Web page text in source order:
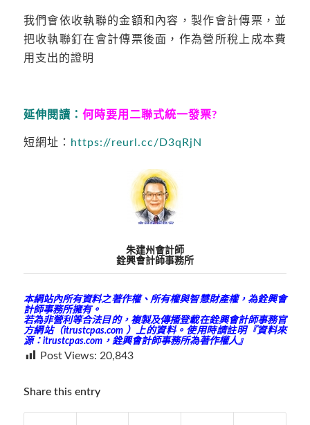
我們會依收執聯的金額和內容，製作會計傳票，並
把收執聯釘在會計傳票後面，作為營所稅上成本費
用支出的證明
延伸閱讀： 何時要用二聯式統一發票?
短網址： https://reurl.cc/D3qRjN
朱建州會計師
銓興會計師事務所
本網站內所有資料之著作權、所有權與智慧財產權，為銓興會
計師事務所擁有。
若為非營利等合法目的，複製及傳播登載在銓興會計師事務官
方網站（itrustcpas.com）上的資料。使用時請註明『資料來
源： itrustcpas.com，銓興會計師事務所為著作權人』
Post Views: 20,843
Share this entry